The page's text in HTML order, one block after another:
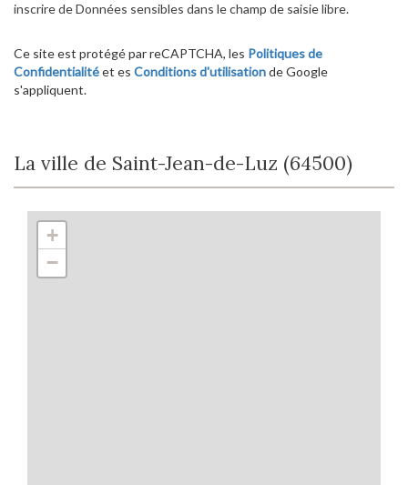
inscrire de Données sensibles dans le champ de saisie libre.
Ce site est protégé par reCAPTCHA, les Politiques de
Confidentialitéet es Conditions d'utilisationde Google
s'appliquent.
La ville de Saint-Jean-de-Luz (64500)
+
−